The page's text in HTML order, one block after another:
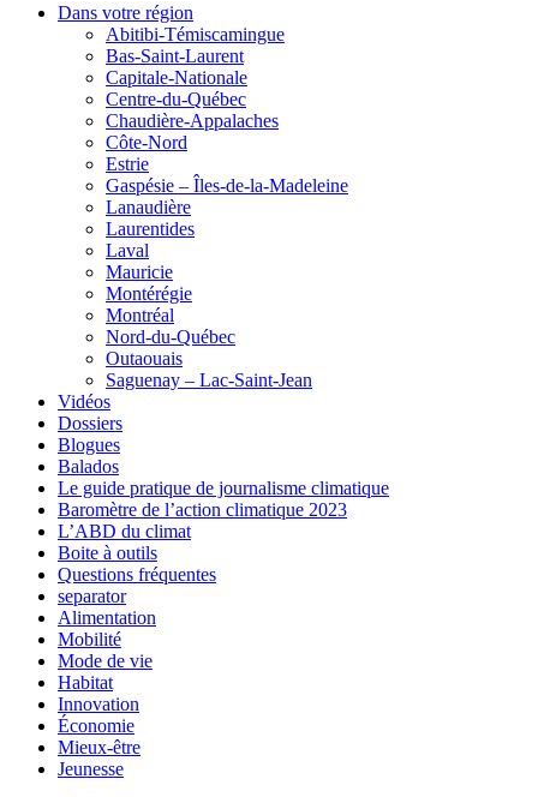
Dans votre région
Abitibi-Témiscamingue
Bas-Saint-Laurent
Capitale-Nationale
Centre-du-Québec
Chaudière-Appalaches
Côte-Nord
Estrie
Gaspésie – Îles-de-la-Madeleine
Lanaudière
Laurentides
Laval
Mauricie
Montérégie
Montréal
Nord-du-Québec
Outaouais
Saguenay – Lac-Saint-Jean
Vidéos
Dossiers
Blogues
Balados
Le guide pratique de journalisme climatique
Baromètre de l’action climatique 2023
L’ABD du climat
Boite à outils
Questions fréquentes
separator
Alimentation
Mobilité
Mode de vie
Habitat
Innovation
Économie
Mieux-être
Jeunesse